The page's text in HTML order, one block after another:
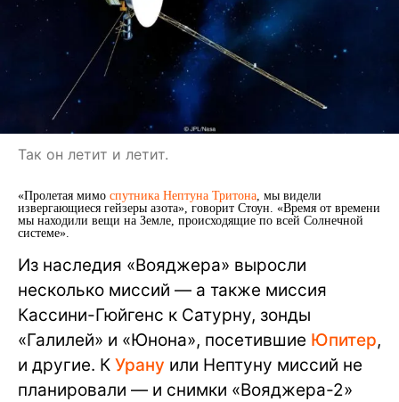
Так он летит и летит.
«Пролетая мимо спутника Нептуна Тритона, мы видели
извергающиеся гейзеры азота», говорит Стоун. «Время от времени
мы находили вещи на Земле, происходящие по всей Солнечной
системе».
Из наследия «Вояджера» выросли
несколько миссий — а также миссия
Кассини-Гюйгенс к Сатурну, зонды
«Галилей» и «Юнона», посетившие Юпитер,
и другие. К Урану или Нептуну миссий не
планировали — и снимки «Вояджера-2»